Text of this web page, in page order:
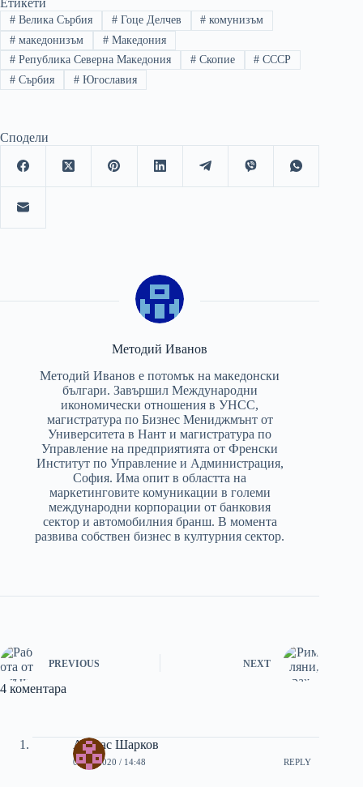
Етикети
#Велика Сърбия #Гоце Делчев # комунизъм
#македонизъм #Македония
#Република Северна Македония #Скопие # СССР
#Сърбия #Югославия
Сподели
Методий Иванов
Методий Иванов е потомък на македонски
българи. Завършил Международни
икономически отношения в УНСС,
магистратура по Бизнес Мениджмънт от
Университета в Нант и магистратура по
Управление на предприятията от Френски
Институт по Управление и Администрация,
София. Има опит в областта на
маркетинговите комуникации в големи
международни корпорации от банковия
сектор и автомобилния бранш. В момента
развива собствен бизнес в културния сектор.
PREVIOUS NEXT
4 коментара
Атанас Шарков
06/11/2020 / 14:48 REPLY